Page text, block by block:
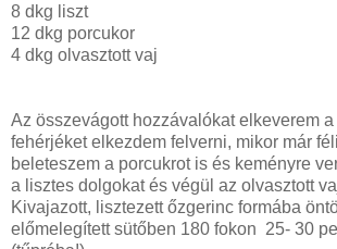
8 dkg liszt
12 dkg porcukor
4 dkg olvasztott vaj
Az összevágott hozzávalókat elkeverem a
fehérjéket elkezdem felverni, mikor már
beleteszem a porcukrot is és keményre
a lisztes dolgokat és végül az olvasztott
Kivajazott, lisztezett őzgerinc formába
előmelegített sütőben 180 fokon 25- 30